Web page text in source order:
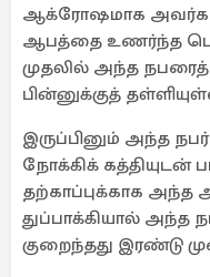
ஆக்ரோஷமாக
ஆபத்தை உணர்ந்த
முதலில் அந்த
பின்னுக்குத்
இருப்பினும் அந்த
நோக்கிக் கத்தியுடன்
தற்காப்புக்காக அந்த
துப்பாக்கியால் அந்த
குறைந்தது இரண்டு